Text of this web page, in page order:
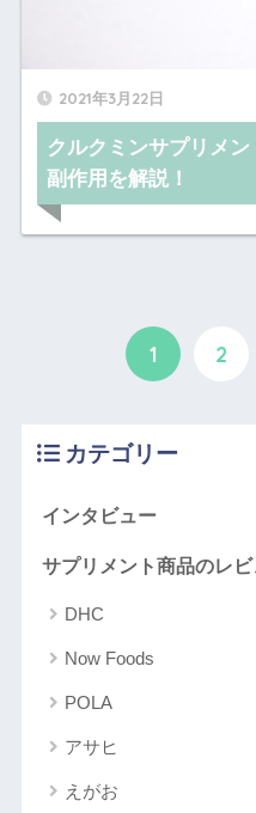
2021年3月22日
クルクミンサプリメ
副作用を解説！
1 2
カテゴリー
インタビュー
サプリメント商品のレ
DHC
Now Foods
POLA
アサヒ
えがお